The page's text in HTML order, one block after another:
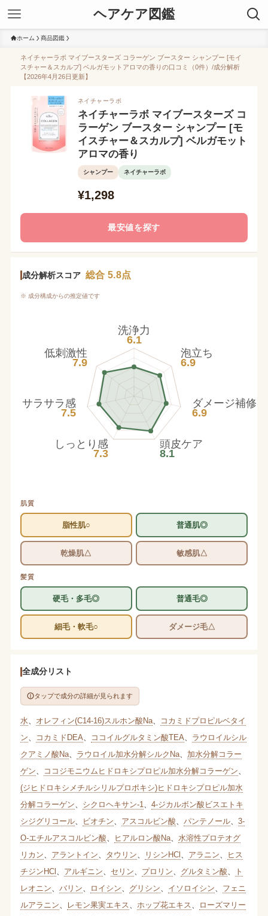
ヘアケア図鑑
ホーム 商品図鑑
ネイチャーラボ マイブースターズ コラーゲン ブースター シャンプー [モイ
スチャー＆スカルプ] ベルガモットアロマの香りの口コミ（0件）/成分解析
【2026年4月26日更新】
ネイチャーラボ
ネイチャーラボ マイブースターズ コ
ラーゲン ブースター シャンプー [モ
イスチャー＆スカルプ] ベルガモット
アロマの香り
シャンプー ネイチャーラボ
¥1,298
最安値を探す
成分解析スコア 総合 5.8点
※ 成分構成からの推定値です
洗浄力
6.1
泡立ち
6.9
ダメージ補修
6.9
頭皮ケア
8.1
しっとり感
7.3
サラサラ感
7.5
低刺激性
7.9
肌質
脂性肌○ 普通肌◎
乾燥肌△ 敏感肌△
髪質
硬毛・多毛◎ 普通毛◎
細毛・軟毛○ ダメージ毛△
全成分リスト
タップで成分の詳細が見られます
水 オレフィン(C14-16)スルホン酸Na、
コカミドプロピルベタイ
ン
コカミドDEA ココイルグルタミン酸TEA
ラウロイルシル
クアミノ酸Na、 ラウロイル加水分解シルクNa、 加水分解コラー
ゲン
ココジモニウムヒドロキシプロピル加水分解コラーゲン
(ジヒドロキシメチルシリルプロポキシ)ヒドロキシプロピル加水
分解コラーゲン
シクロヘキサン-1
4-ジカルボン酸ビスエトキ
シジグリコール、 ビオチン アスコルビン酸 パンテノール、 3-
O-エチルアスコルビン酸
ヒアルロン酸Na、 水溶性プロテオグ
リカン
アラントイン タウリン リシンHCl アラニン
ヒス
チジンHCl
アルギニン セリン プロリン グルタミン酸
ト
レオニン
バリン ロイシン グリシン イソロイシン
フェニ
ルアラニン
レモン果実エキス ホップ花エキス
ローズマリー